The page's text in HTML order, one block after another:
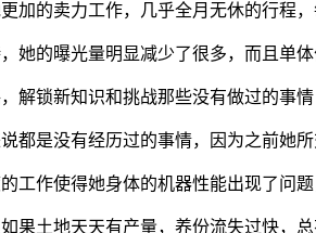
加的卖力工作，几乎全月无休的行程
她的曝光量明显减少了很多，而且单
解锁新知识和挑战那些没有做过的事情
都是没有经历过的事情，因为之前她
工作使得她身体的机器性能出现了问
果土地天天有产量，养份流失过快，总